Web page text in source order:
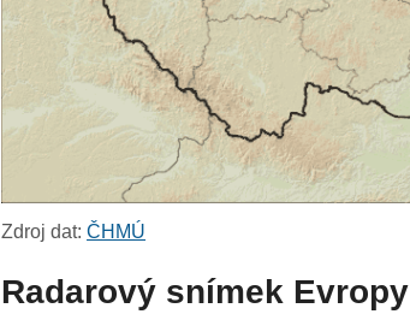
Zdroj dat:ČHMÚ
Radarový snímek Evropy